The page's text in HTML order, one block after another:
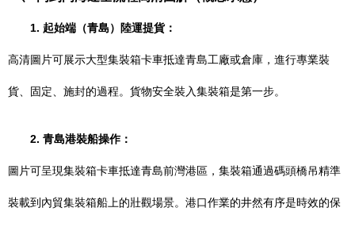
1. 起始端（青島）陸運提貨：
高清圖片可展示大型集裝箱卡車抵達青島工廠或倉庫，進行專業裝
貨、固定、施封的過程。貨物安全裝入集裝箱是第一步。
2. 青島港裝船操作：
圖片可呈現集裝箱卡車抵達青島前灣港區，集裝箱通過碼頭橋吊精準
裝載到內貿集裝箱船上的壯觀場景。港口作業的井然有序是時效的保